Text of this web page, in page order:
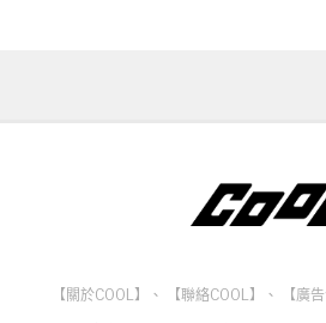
【關於COOL】 、 【聯絡COOL】 、 【廣